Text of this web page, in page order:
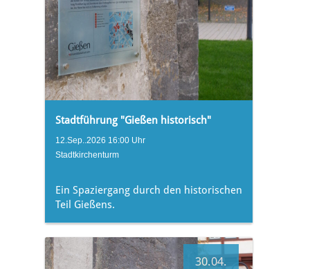
Stadtführung "Gießen historisch"
12.Sep..2026 16:00 Uhr
Stadtkirchenturm
Ein Spaziergang durch den historischen
Teil Gießens.
30.04.